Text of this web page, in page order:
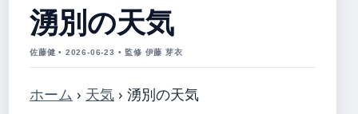
湧別の天気
佐藤健 • 2026-06-23 • 監修 伊藤 芽衣
ホーム › 天気 › 湧別の天気